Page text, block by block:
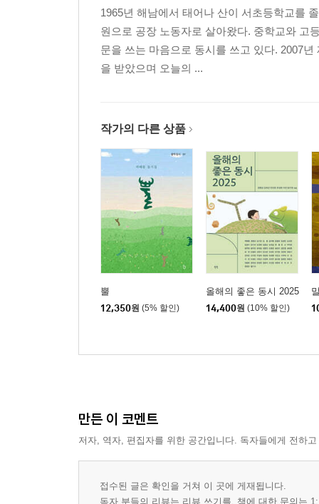
1965년 해남에서 태어나 산이 서초등학교를
원으로 공장 노동자로 살아왔다. 중학교와 고
문을 쓰는 마음으로 동시를 쓰고 있다. 2007
을 받았으며 오늘의 ...
작가의 다른 상품
뿔
12,350원 (5% 할인)
올해의 좋은 동시 2025
14,400원 (10% 할인)
만든 이 코멘트
저자, 역자, 편집자를 위한 공간입니다. 독자들에게 전하
접수된 글은 확인을 거쳐 이 곳에 게재됩니다.
독자 분들의 리뷰는 리뷰 쓰기를, 책에 대한 문의는